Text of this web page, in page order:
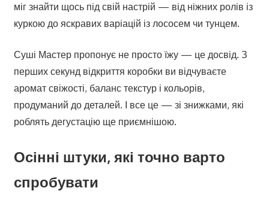
міг знайти щось під свій настрій — від ніжних ролів із
куркою до яскравих варіацій із лососем чи тунцем.
Суші Мастер пропонує не просто їжу — це досвід. З
перших секунд відкриття коробки ви відчуваєте
аромат свіжості, баланс текстур і кольорів,
продуманий до деталей. І все це — зі знижками, які
роблять дегустацію ще приємнішою.
Осінні штуки, які точно варто
спробувати